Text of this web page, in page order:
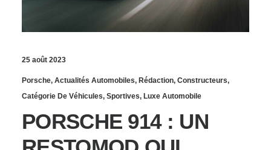
25 août 2023
Porsche, Actualités Automobiles, Rédaction, Constructeurs,
Catégorie De Véhicules, Sportives, Luxe Automobile
PORSCHE 914 : UN